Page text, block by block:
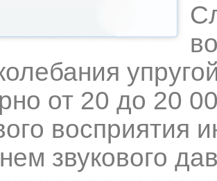
от 20 до 20
восприятия
звукового